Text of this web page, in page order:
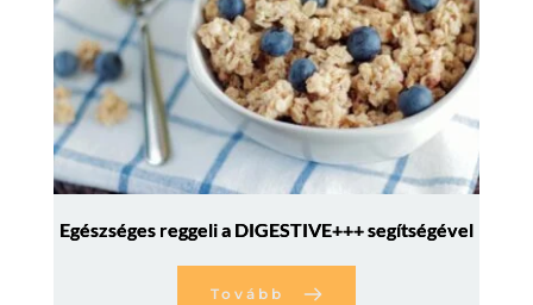
Egészséges reggeli a DIGESTIVE+++ segítségével
Tovább